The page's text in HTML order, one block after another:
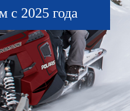
с 2025 года